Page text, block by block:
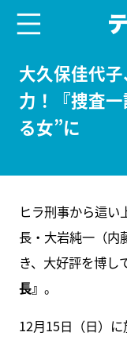
大久保佳代
力！『捜査
る女”に
ヒラ刑事から這い
長・大岩純一（内
き、大好評を博し
長』 。
12月15日（日）